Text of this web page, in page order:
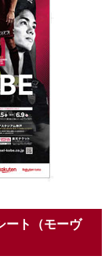
ート（モーヴ